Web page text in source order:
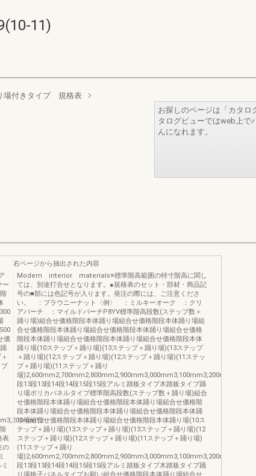
11)
場付きタイプ 規格表
お探しのページは「カタロ
タログビューではweb上で
んになれます。
ー
価
プ
表
の
右ページから抽出された内容
Modern interior materials※標準階高範囲の特寸階高に関し
ては、別途打合せとなります。●規格表のセット・部材・商品記
号の■部には色記号が入ります。発注の際には、ご注意くださ
い。 ：ブラウニーナット〈例〉 ：ミルキーオーク ：クリ
アバーチ ：マイルドバーチP8YV標準階高段数(ステップ数＋
踊り場)組合せ価格階段本体踊り場組合せ価格階段本体踊り場組
合せ価格階段本体踊り場組合せ価格階段本体踊り場組合せ価格
階段本体踊り場組合せ価格階段本体踊り場組合せ価格階段本体
踊り場(10ステップ＋踊り場)(13ステップ＋踊り場)(13ステップ
＋踊り場)(12ステップ＋踊り場)(12ステップ＋踊り場)(11ステッ
プ＋踊り場)(11ステップ＋踊り
場)2,600mm2,700mm2,800mm2,900mm3,000mm3,100mm3,200mm12
段13段13段14段14段15段15段アルミ踏板タイプ木踏板タイプ踊
り場ポリカパネルタイプ標準階高段数(ステップ数＋踊り場)組合
せ価格階段本体踊り場組合せ価格階段本体踊り場組合せ価格階
段本体踊り場組合せ価格階段本体踊り場組合せ価格階段本体踊
り場組合せ価格階段本体踊り場組合せ価格階段本体踊り場(10ス
テップ＋踊り場)(13ステップ＋踊り場)(13ステップ＋踊り場)(12
ステップ＋踊り場)(12ステップ＋踊り場)(11ステップ＋踊り場)
(11ステップ＋踊り
場)2,600mm2,700mm2,800mm2,900mm3,000mm3,100mm3,200mm12
段13段13段14段14段15段15段アルミ踏板タイプ木踏板タイプ踊
り場格子パネルタイプお願い組合せ価格階段本体踊り場組合せ